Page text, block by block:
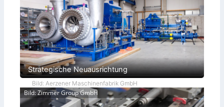
Strategische Neuausrichtung
Bild: Aerzener Maschinenfabrik GmbH
Bild: Zimmer Group GmbH